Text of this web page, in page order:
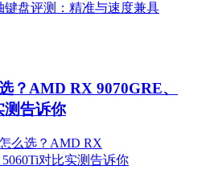
？AMD RX 9070GRE、
测告诉你